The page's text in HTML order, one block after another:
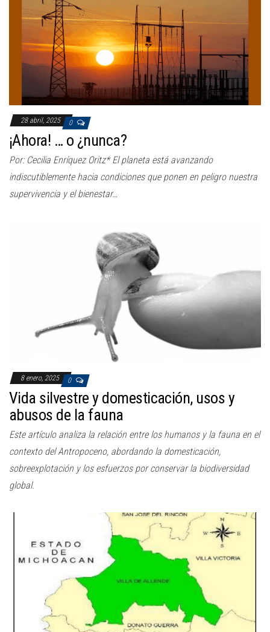
ó
n
28 abril, 2025 0
¡Ahora! … o ¿nunca?
Por: Cecilia Enríquez Oritz* El planeta está avanzando
indiscutiblemente hacia condiciones que ponen en peligro nuestra
supervivencia y el bienestar…
8 enero, 2025 0
Vida silvestre y domesticación, usos y
abusos de la fauna
Este artículo analiza la relación entre los humanos y la fauna en el
contexto del Antropoceno, abordando la domesticación,
sobreexplotación y los esfuerzos por conservar la biodiversidad
global.